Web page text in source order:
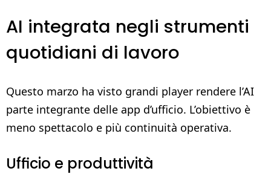
AI integrata negli strumenti
quotidiani di lavoro
Questo marzo ha visto grandi player rendere l’AI
parte integrante delle app d’ufficio. L’obiettivo è
meno spettacolo e più continuità operativa.
Ufficio e produttività